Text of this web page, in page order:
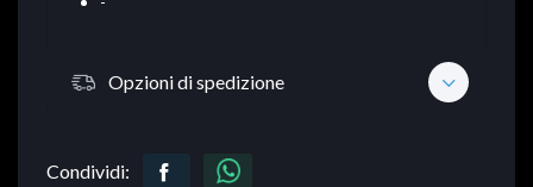
Opzioni di spedizione
Condividi: